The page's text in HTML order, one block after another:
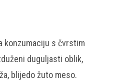
konzumaciju s čvrstim
duguljasti oblik,
blijedo žuto meso.